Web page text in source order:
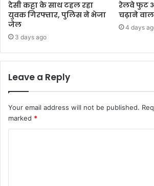
देसी कट्टा के साथ टहल रहा
युवक गिरफ्तार, पुलिस ने भेजा
जेल
3 days ago
रेलवे फुट
चढ़ाने
4 days
Leave a Reply
Your email address will not be published.
marked *